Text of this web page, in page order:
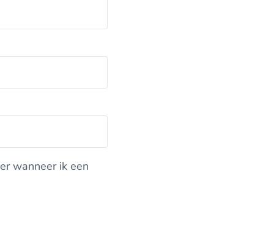
wanneer ik een